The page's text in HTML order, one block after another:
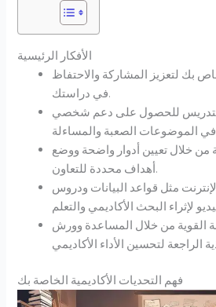
الأفكار الرئيسية
بك لتعزيز المشاركة والاحتفاظ
في دراستك.
للحصول على دعم شخصي
من خلال تعيين أدوار واضحة ووضع
أهداف محددة للتعاون.
مثل قواعد البيانات ودروس
القوية من خلال المساعدة وورش
فهم التحديات الأكاديمية الخاصة بك